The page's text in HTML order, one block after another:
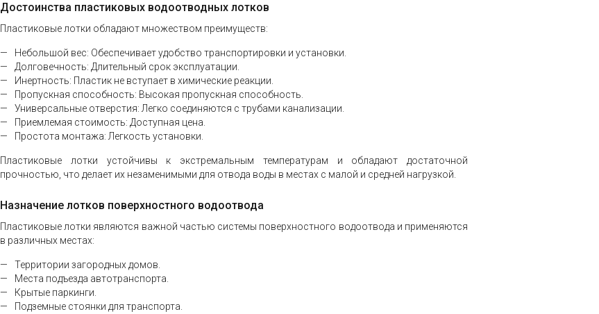
Достоинства пластиковых водоотводных лотков
Пластиковые лотки обладают множеством преимуществ:
Небольшой вес: Обеспечивает удобство транспортировки и установки.
Долговечность: Длительный срок эксплуатации.
Инертность: Пластик не вступает в химические реакции.
Пропускная способность: Высокая пропускная способность.
Универсальные отверстия: Легко соединяются с трубами канализации.
Приемлемая стоимость: Доступная цена.
Простота монтажа: Легкость установки.
Пластиковые лотки устойчивы к экстремальным температурам и обладают достаточной
прочностью, что делает их незаменимыми для отвода воды в местах с малой и средней нагрузкой.
Назначение лотков поверхностного водоотвода
Пластиковые лотки являются важной частью системы поверхностного водоотвода и применяются
в различных местах:
Территории загородных домов.
Места подъезда автотранспорта.
Крытые паркинги.
Подземные стоянки для транспорта.